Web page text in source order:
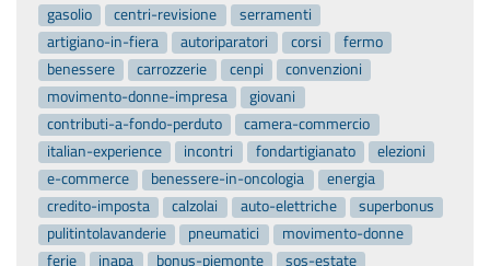
gasolio centri-revisione
serramenti
artigiano-in-fiera
autoriparatori corsi
fermo
benessere
carrozzerie cenpi
convenzioni
movimento-donne-impresa
giovani
contributi-a-fondo-perduto
camera-commercio
italian-experience
incontri fondartigianato
elezioni
e-commerce
benessere-in-oncologia
energia
credito-imposta
calzolai auto-elettriche
superbonus
pulitintolavanderie
pneumatici
movimento-donne
ferie
inapa bonus-piemonte
sos-estate